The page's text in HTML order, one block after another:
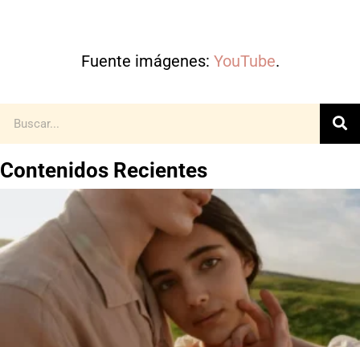
Fuente imágenes: YouTube.
Contenidos Recientes